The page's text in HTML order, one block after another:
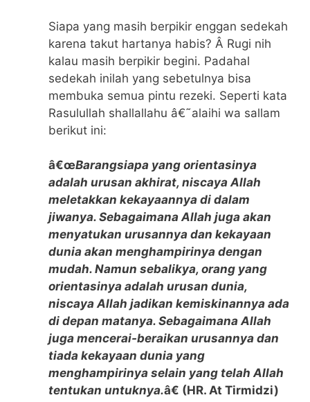
Siapa yang masih berpikir enggan sedekah
karena takut hartanya habis? Â Rugi nih
kalau masih berpikir begini. Padahal
sedekah inilah yang sebetulnya bisa
membuka semua pintu rezeki. Seperti kata
Rasulullah shallallahu â€˜alaihi wa sallam
berikut ini:
â€œBarangsiapa yang orientasinya
adalah urusan akhirat, niscaya Allah
meletakkan kekayaannya di dalam
jiwanya. Sebagaimana Allah juga akan
menyatukan urusannya dan kekayaan
dunia akan menghampirinya dengan
mudah. Namun sebalikya, orang yang
orientasinya adalah urusan dunia,
niscaya Allah jadikan kemiskinannya ada
di depan matanya. Sebagaimana Allah
juga mencerai-beraikan urusannya dan
tiada kekayaan dunia yang
menghampirinya selain yang telah Allah
tentukan untuknya.â€ (HR. At Tirmidzi)